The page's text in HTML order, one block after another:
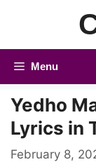
Menu
Yedho
Lyrics in
February 8,